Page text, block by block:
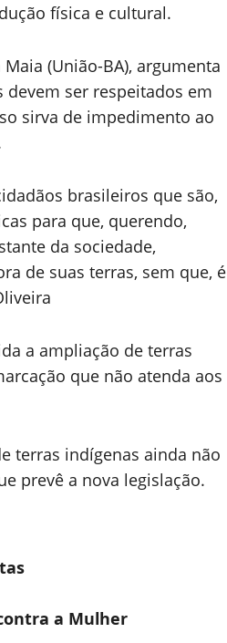
física e cultural.
(União-BA), argumenta
ser respeitados em
sirva de impedimento ao
brasileiros que são,
para que, querendo,
da sociedade,
de suas terras, sem que, é
a ampliação de terras
que não atenda aos
terras indígenas ainda não
prevê a nova legislação.
a Mulher